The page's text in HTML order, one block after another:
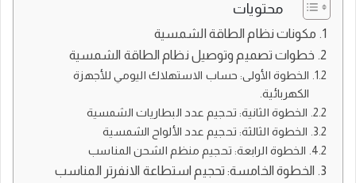
محتويات
مكونات نظام الطاقة الشمسية
خطوات تصميم وتوصيل نظام الطاقة الشمسية
الخطوة الأولى: حساب الاستهلاك اليومي للأجهزة
الكهربائية.
الخطوة الثانية: تحجيم عدد البطاريات الشمسية
الخطوة الثالثة: تحجيم عدد الألواح الشمسية
الخطوة الرابعة: تحجيم منظم الشحن المناسب
الخطوة الخامسة: تحجيم استطاعة الانفرتر المناسب